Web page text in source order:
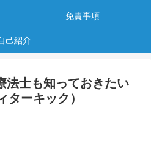
免責事項
己紹介
法士も知っておきたい
ーキック）